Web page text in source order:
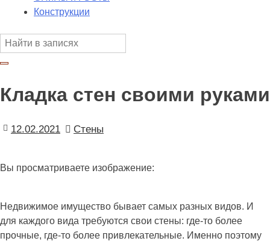
Конструкции
Кладка стен своими руками
12.02.2021 Стены
Вы просматриваете изображение:
Недвижимое имущество бывает самых разных видов. И
для каждого вида требуются свои стены: где-то более
прочные, где-то более привлекательные. Именно поэтому